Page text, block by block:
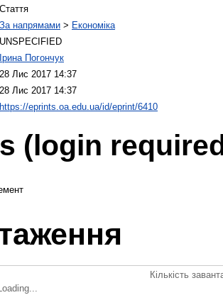
Стаття
За напрямами > Економіка
UNSPECIFIED
Ірина Погончук
28 Лис 2017 14:37
28 Лис 2017 14:37
https://eprints.oa.edu.ua/id/eprint/6410
(login
Кількість